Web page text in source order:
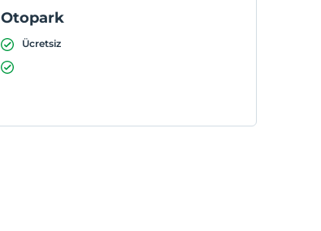
Otopark
Ücretsiz